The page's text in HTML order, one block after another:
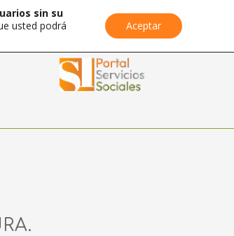
sin su
usted podrá
Aceptar